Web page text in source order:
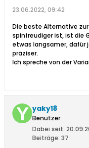
23.06.2022, 09:42
Die beste Alternative zur
spinfreudiger ist, ist die
etwas langsamer, dafür
präziser.
Ich spreche von der
yaky18
Benutzer
Dabei seit:
Beiträge: 37